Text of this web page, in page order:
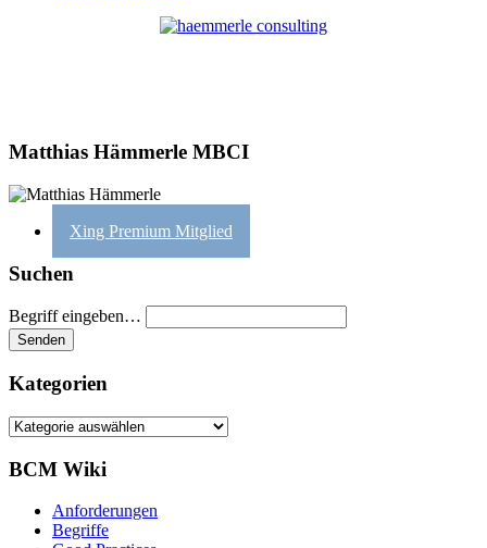
Matthias Hämmerle MBCI
Xing Premium Mitglied
Suchen
Begriff eingeben…
Kategorien
Kategorien
BCM Wiki
Anforderungen
Begriffe